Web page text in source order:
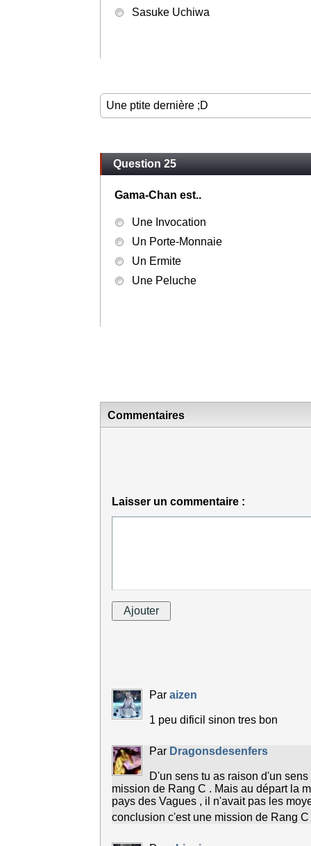
Sasuke Uchiwa
Une ptite dernière ;D
Question 25
Gama-Chan est..
Une Invocation
Un Porte-Monnaie
Un Ermite
Une Peluche
Commentaires
Laisser un commentaire :
Par aizen
1 peu dificil sinon tres bon
Par Dragonsdesenfers
D'un sens tu as raison d'un
mission de Rang C . Mais au départ la
pays des Vagues , il n'avait pas les
conclusion c'est une mission de Rang C